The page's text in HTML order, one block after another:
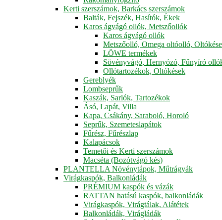
Kerti szerszámok, Barkács szerszámok
Balták, Fejszék, Hasítók, Ékek
Karos ágvágó ollók, Metszőollók
Karos ágvágó ollók
Metszőolló, Omega oltóolló,
LÖWE termékek
Sövényvágó, Hernyózó, Fűnyíró
Ollótartozékok, Oltókések
Gereblyék
Lombseprűk
Kaszák, Sarlók, Tartozékok
Ásó, Lapát, Villa
Kapa, Csákány, Saraboló, Horoló
Seprűk, Szemeteslapátok
Fűrész, Fűrészlap
Kalapácsok
Temetői és Kerti szerszámok
Macséta (Bozótvágó kés)
PLANTELLA Növénytápok, Műtrágyák
Virágkaspók, Balkonládák
PRÉMIUM kaspók és vázák
RATTAN hatású kaspók, balkonládák
Virágkaspók, Virágtálak, Alátétek
Balkonládák, Virágládák